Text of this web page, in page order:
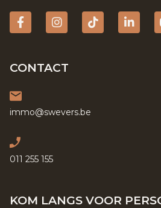
FacebookInstagram
tiktok
CONTACT
immo@swevers.be
011 255 155
KOM LANGS VOOR